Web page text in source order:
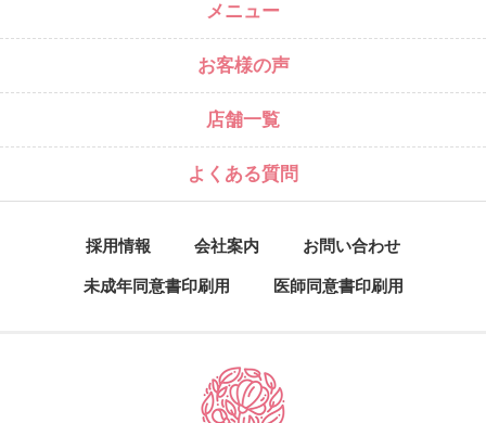
メニュー
お客様の声
店舗一覧
よくある質問
採用情報 会社案内 お問い合わせ
未成年同意書印刷用 医師同意書印刷用